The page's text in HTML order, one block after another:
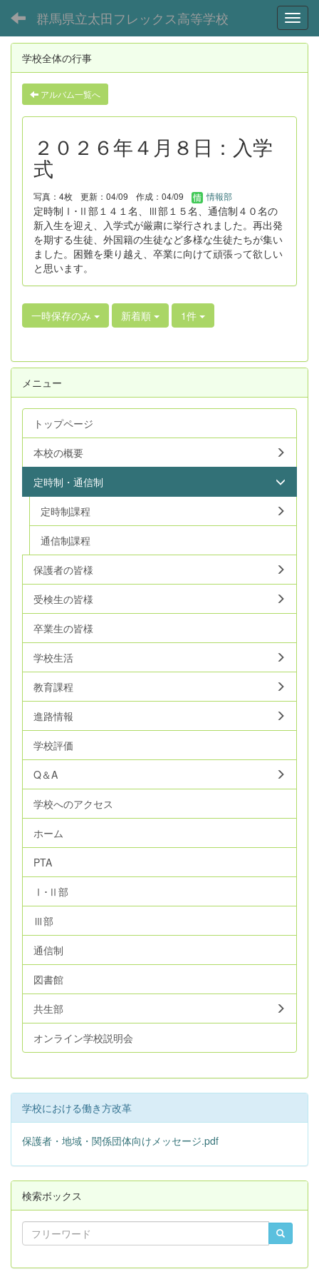
群馬県立太田フレックス高等学校
学校全体の行事
アルバム一覧へ
２０２６年４月８日：入学
式
写真：4枚 更新：04/09 作成：04/09 情報部
定時制Ⅰ･Ⅱ部１４１名、Ⅲ部１５名、通信制４０名の
新入生を迎え、入学式が厳粛に挙行されました。再出発
を期する生徒、外国籍の生徒など多様な生徒たちが集い
ました。困難を乗り越え、卒業に向けて頑張って欲しい
と思います。
一時保存のみ 新着順 1件
メニュー
トップページ
本校の概要
定時制・通信制
定時制課程
通信制課程
保護者の皆様
受検生の皆様
卒業生の皆様
学校生活
教育課程
進路情報
学校評価
Q＆A
学校へのアクセス
ホーム
PTA
Ⅰ･Ⅱ部
Ⅲ部
通信制
図書館
共生部
オンライン学校説明会
学校における働き方改革
保護者・地域・関係団体向けメッセージ.pdf
検索ボックス